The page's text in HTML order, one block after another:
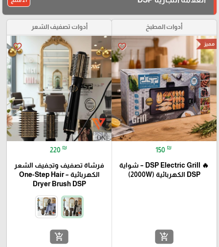
أدوات المطبخ
favorite_border مميز
150 ₪
🔥 DSP Electric Grill – شواية
DSP الكهربائية (2000W)
add_shopping_cart
أدوات تصفيف الشعر
favorite_border
220 ₪
فرشاة تصفيف وتجفيف الشعر
الكهربائية – One-Step Hair
Dryer Brush DSP
add_shopping_cart